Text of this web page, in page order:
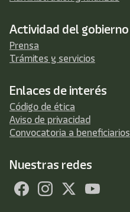
Actividad del gobierno
Prensa
Trámites y servicios
Enlaces de interés
Código de ética
Aviso de privacidad
Convocatoria a beneficiarios
Nuestras redes